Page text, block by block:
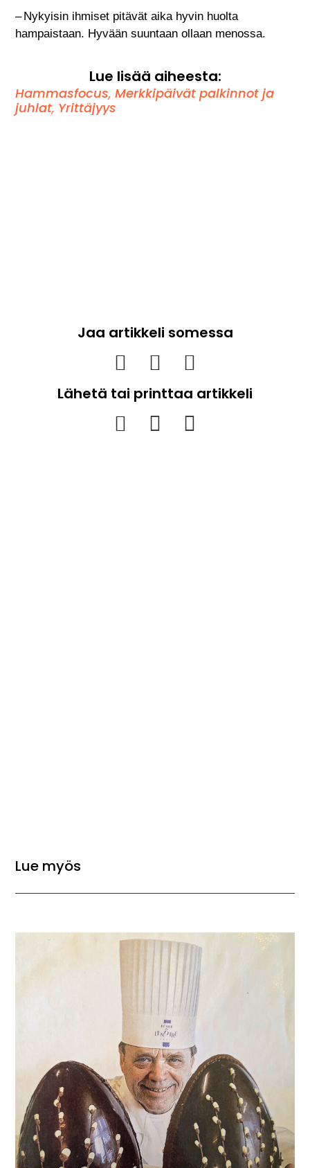
– Nykyisin ihmiset pitävät aika hyvin huolta
hampaistaan. Hyvään suuntaan ollaan menossa.
Lue lisää aiheesta:
Hammasfocus,Merkkipäivät palkinnot ja
juhlat, Yrittäjyys
Jaa artikkeli somessa
Lähetä tai printtaa artikkeli
Lue myös